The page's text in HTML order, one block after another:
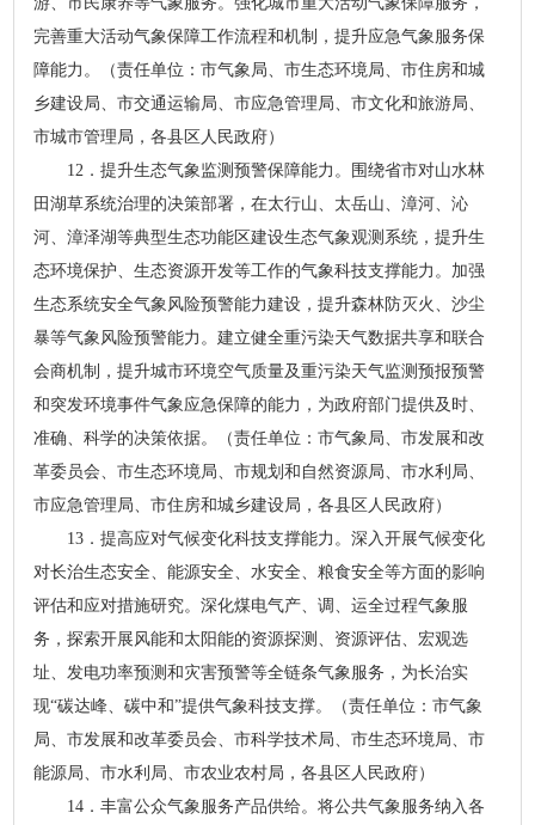
完善重大活动气象保障工作流程和机制，提升应急气象服务保
障能力。（责任单位：市气象局、市生态环境局、市住房和城
乡建设局、市交通运输局、市应急管理局、市文化和旅游局、
市城市管理局，各县区人民政府）
12．提升生态气象监测预警保障能力。围绕省市对山水林
田湖草系统治理的决策部署，在太行山、太岳山、漳河、沁
河、漳泽湖等典型生态功能区建设生态气象观测系统，提升生
态环境保护、生态资源开发等工作的气象科技支撑能力。加强
生态系统安全气象风险预警能力建设，提升森林防灭火、沙尘
暴等气象风险预警能力。建立健全重污染天气数据共享和联合
会商机制，提升城市环境空气质量及重污染天气监测预报预警
和突发环境事件气象应急保障的能力，为政府部门提供及时、
准确、科学的决策依据。（责任单位：市气象局、市发展和改
革委员会、市生态环境局、市规划和自然资源局、市水利局、
市应急管理局、市住房和城乡建设局，各县区人民政府）
13．提高应对气候变化科技支撑能力。深入开展气候变化
对长治生态安全、能源安全、水安全、粮食安全等方面的影响
评估和应对措施研究。深化煤电气产、调、运全过程气象服
务，探索开展风能和太阳能的资源探测、资源评估、宏观选
址、发电功率预测和灾害预警等全链条气象服务，为长治实
现“碳达峰、碳中和”提供气象科技支撑。（责任单位：市气象
局、市发展和改革委员会、市科学技术局、市生态环境局、市
能源局、市水利局、市农业农村局，各县区人民政府）
14．丰富公众气象服务产品供给。将公共气象服务纳入各